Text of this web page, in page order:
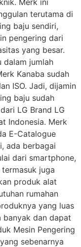
Merk ini
terutama di
baju sendiri,
pengering dari
yang besar.
dalam jumlah
Kanaba sudah
ISO. Jadi, dijamin
baju sudah
LG Brand LG
Indonesia. Merk
E-Catalogue
ada berbagai
dari smartphone,
juga
produk alat
rumahan
yang luas
banyak dan dapat
Mesin Pengering
sebenarnya